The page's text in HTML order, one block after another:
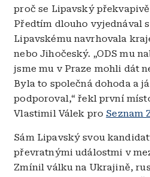
proč se Lipavský překvapivě
Předtím dlouho vyjednával s
Lipavskému navrhovala
nebo Jihočeský. „ODS mu
jsme mu v Praze mohli dát
Byla to společná dohoda a
podporoval,“ řekl první
Vlastimil Válek pro Seznam
Sám Lipavský svou
převratnými událostmi v
Zmínil válku na Ukrajině,